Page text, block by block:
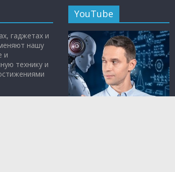
гаджетах и
нашу
и
технику и
YouTube